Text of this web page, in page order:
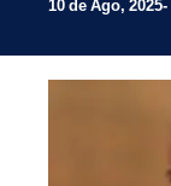
10 de Ago, 2025